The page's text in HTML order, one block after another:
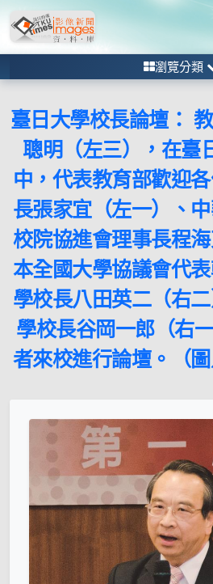
瀏覽分類
臺日大學校長論壇：
聰明（左三），在臺
中，代表教育部歡迎
長張家宜（左一）、
校院協進會理事長程
本全國大學協議會代
學校長八田英二（右
學校長谷岡一郎（右
者來校進行論壇。（圖